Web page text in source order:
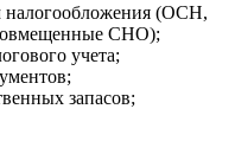
налогообложения (ОСН,
СНО);
учета;
запасов;